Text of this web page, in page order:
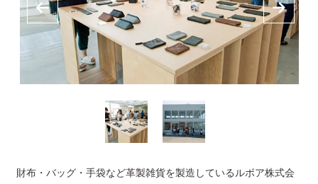
財布・バッグ・手袋など革製雑貨を製造しているルボア株式会